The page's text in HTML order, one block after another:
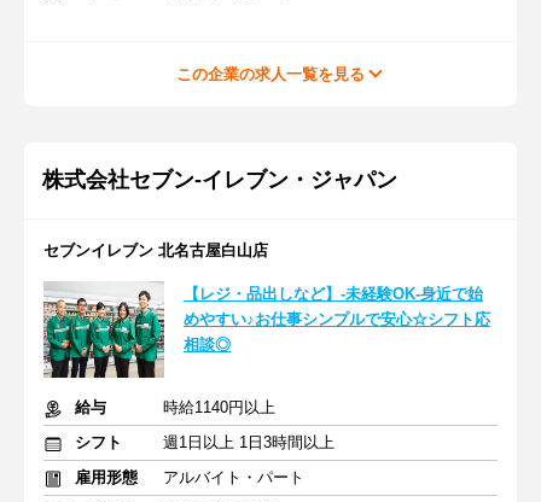
この企業の求人一覧を見る
株式会社セブン-イレブン・ジャパン
セブンイレブン 北名古屋白山店
【レジ・品出しなど】-未経験OK-身近で始
めやすい♪お仕事シンプルで安心☆シフト応
相談◎
給与
時給1140円以上
シフト
週1日以上 1日3時間以上
雇用形態
アルバイト・パート